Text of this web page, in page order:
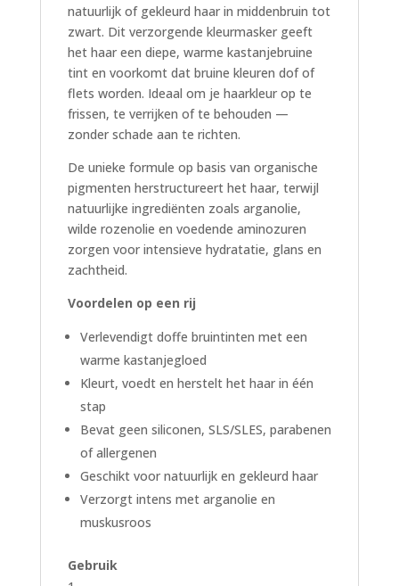
natuurlijk of gekleurd haar in middenbruin tot
zwart. Dit verzorgende kleurmasker geeft
het haar een diepe, warme kastanjebruine
tint en voorkomt dat bruine kleuren dof of
flets worden. Ideaal om je haarkleur op te
frissen, te verrijken of te behouden —
zonder schade aan te richten.
De unieke formule op basis van organische
pigmenten herstructureert het haar, terwijl
natuurlijke ingrediënten zoals arganolie,
wilde rozenolie en voedende aminozuren
zorgen voor intensieve hydratatie, glans en
zachtheid.
Voordelen op een rij
Verlevendigt doffe bruintinten met een
warme kastanjegloed
Kleurt, voedt en herstelt het haar in één
stap
Bevat geen siliconen, SLS/SLES, parabenen
of allergenen
Geschikt voor natuurlijk en gekleurd haar
Verzorgt intens met arganolie en
muskusroos
Gebruik